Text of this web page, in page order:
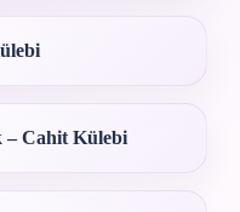
– Cahit Külebi